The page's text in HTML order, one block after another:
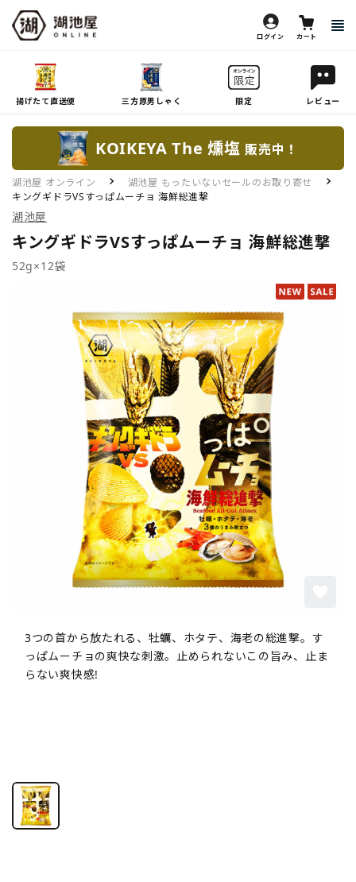
ログイン カート
揚げたて直送便 三方原男しゃく 限定 レビュー
KOIKEYA The 燻塩 販売中！
湖池屋 オンライン
湖池屋 もったいないセールのお取り寄せ
キングギドラVSすっぱムーチョ 海鮮総進撃
湖池屋
キングギドラVSすっぱムーチョ 海鮮総進撃
52g×12袋
3つの首から放たれる、牡蠣、ホタテ、海老の総進撃。す
っぱムーチョの爽快な刺激。止められないこの旨み、止ま
らない爽快感!